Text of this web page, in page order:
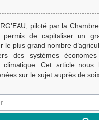
piloté par la
de capitaliser un
le plus grand nombre
des systèmes
climatique. Cet article
sur le sujet auprès de